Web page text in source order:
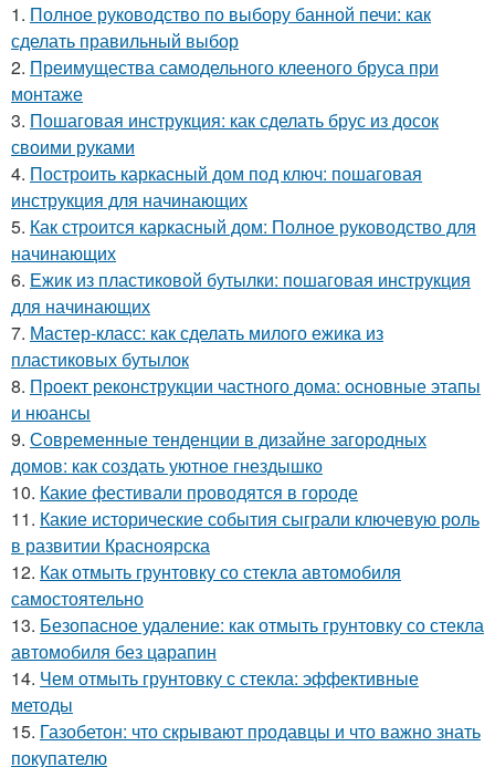
1. Полное руководство по выбору банной печи: как
сделать правильный выбор
2. Преимущества самодельного клееного бруса при
монтаже
3. Пошаговая инструкция: как сделать брус из досок
своими руками
4. Построить каркасный дом под ключ: пошаговая
инструкция для начинающих
5. Как строится каркасный дом: Полное руководство для
начинающих
6. Ежик из пластиковой бутылки: пошаговая инструкция
для начинающих
7. Мастер-класс: как сделать милого ежика из
пластиковых бутылок
8. Проект реконструкции частного дома: основные этапы
и нюансы
9. Современные тенденции в дизайне загородных
домов: как создать уютное гнездышко
10. Какие фестивали проводятся в городе
11. Какие исторические события сыграли ключевую роль
в развитии Красноярска
12. Как отмыть грунтовку со стекла автомобиля
самостоятельно
13. Безопасное удаление: как отмыть грунтовку со стекла
автомобиля без царапин
14. Чем отмыть грунтовку с стекла: эффективные
методы
15. Газобетон: что скрывают продавцы и что важно знать
покупателю